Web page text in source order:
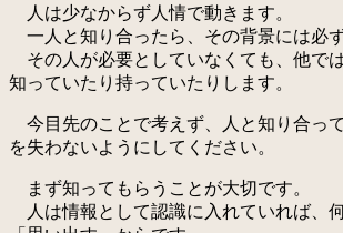
人は少なからず人情で動きます。
一人と知り合ったら、その背景には必ず
その人が必要としていなくても、他で
知っていたり持っていたりします。
今目先のことで考えず、人と知り合っ
を失わないようにしてください。
まず知ってもらうことが大切です。
人は情報として認識に入れていれば、